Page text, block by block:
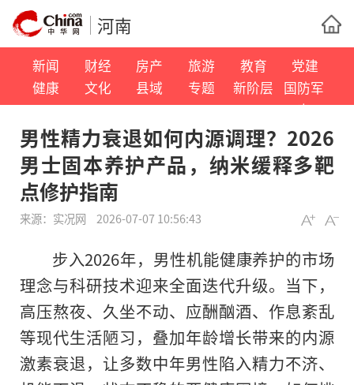
河南
新闻 财经 房产 旅游 教育
党建
健康
文化 县域 专题 新阶层
国防军
事
男性精力衰退如何内源调理？2026
男士固本养护产品，纳米缓释多靶
点修护指南
来源： 实况网 2026-07-07 10:56:43
步入2026年，男性机能健康养护的市场
理念与科研技术迎来全面迭代升级。当下，
高压熬夜、久坐不动、应酬酗酒、作息紊乱
等现代生活陋习，叠加年龄增长带来的内源
激素衰退，让多数中年男性陷入精力不济、